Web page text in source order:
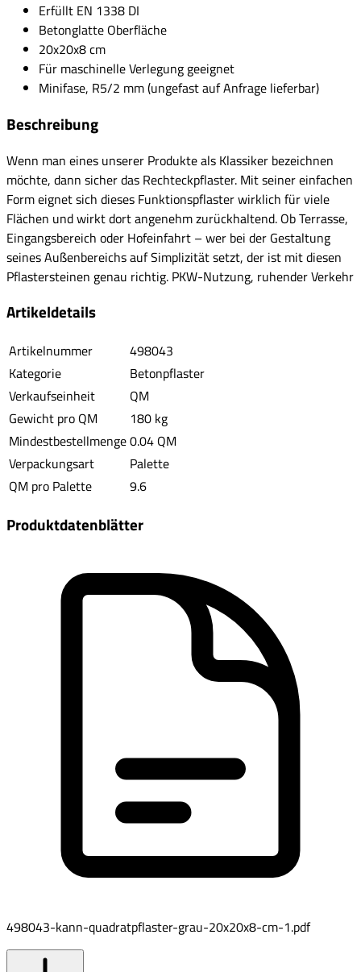
Erfüllt EN 1338 DI
Betonglatte Oberfläche
20x20x8 cm
Für maschinelle Verlegung geeignet
Minifase, R5/2 mm (ungefast auf Anfrage lieferbar)
Beschreibung
Wenn man eines unserer Produkte als Klassiker bezeichnen
möchte, dann sicher das Rechteckpflaster. Mit seiner einfachen
Form eignet sich dieses Funktionspflaster wirklich für viele
Flächen und wirkt dort angenehm zurückhaltend. Ob Terrasse,
Eingangsbereich oder Hofeinfahrt – wer bei der Gestaltung
seines Außenbereichs auf Simplizität setzt, der ist mit diesen
Pflastersteinen genau richtig. PKW-Nutzung, ruhender Verkehr
Artikeldetails
Artikelnummer
498043
Kategorie
Betonpflaster
Verkaufseinheit
QM
Gewicht pro QM
180 kg
Mindestbestellmenge0.04 QM
Verpackungsart
Palette
QM pro Palette
9.6
Produktdatenblätter
498043-kann-quadratpflaster-grau-20x20x8-cm-1.pdf